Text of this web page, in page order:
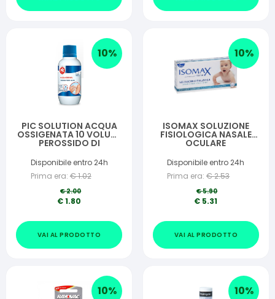
10%
PIC SOLUTION ACQUA
OSSIGENATA 10 VOLUMI
PEROSSIDO DI
Disponibile entro 24h
Prima era: €1.02
€2.00
€1.80
VAI AL PRODOTTO
10%
ISOMAX SOLUZIONE
FISIOLOGICA NASALE
OCULARE
FLACONCINI DA 5 ML
Disponibile entro 24h
Prima era: €2.53
€5.90
€ 5.31
VAI AL PRODOTTO
10% 10%